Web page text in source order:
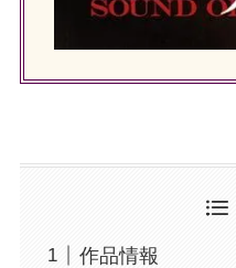
作品情報